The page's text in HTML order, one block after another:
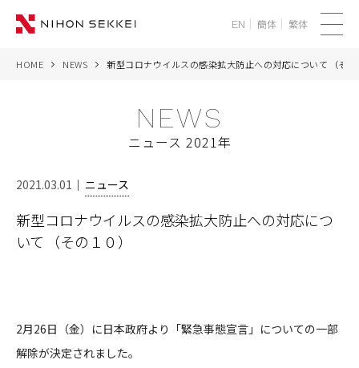
ニ
NEWS
RECRUIT
EN 簡体 繁体
HOME NEWS 新型コロナウイルスの感染拡大防止への対応について （そ
NEWS
ニュース 2021年
2021.03.01 ニュース
新型コロナウイルスの感染拡大防止への対応につ
いて （その１０）
2月26日（金）に日本政府より「緊急事態宣言」についての一部
解除が決定されました。